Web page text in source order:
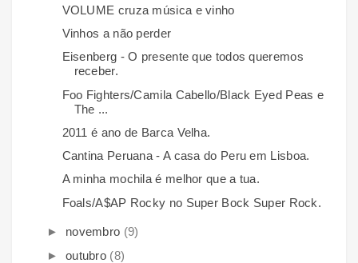
VOLUME cruza música e vinho
Vinhos a não perder
Eisenberg - O presente que todos queremos
receber.
Foo Fighters/Camila Cabello/Black Eyed Peas e
The ...
2011 é ano de Barca Velha.
Cantina Peruana - A casa do Peru em Lisboa.
A minha mochila é melhor que a tua.
Foals/A$AP Rocky no Super Bock Super Rock.
► novembro (9)
► outubro (8)